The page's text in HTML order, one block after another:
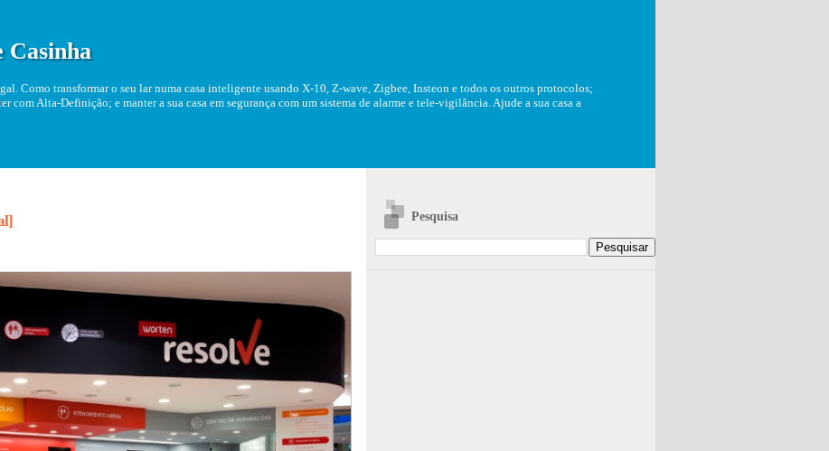
Como transformar o seu lar numa casa inteligente usando X-10, Z-wave, Zigbee, Insteon e todos os outros protocolos;
com Alta-Definição; e manter a sua casa em segurança com um sistema de alarme e tele-vigilância. Ajude a sua casa a
Pesquisa